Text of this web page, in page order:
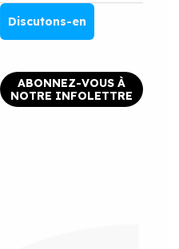
Discutons-en
ABONNEZ-VOUS À
NOTRE INFOLETTRE